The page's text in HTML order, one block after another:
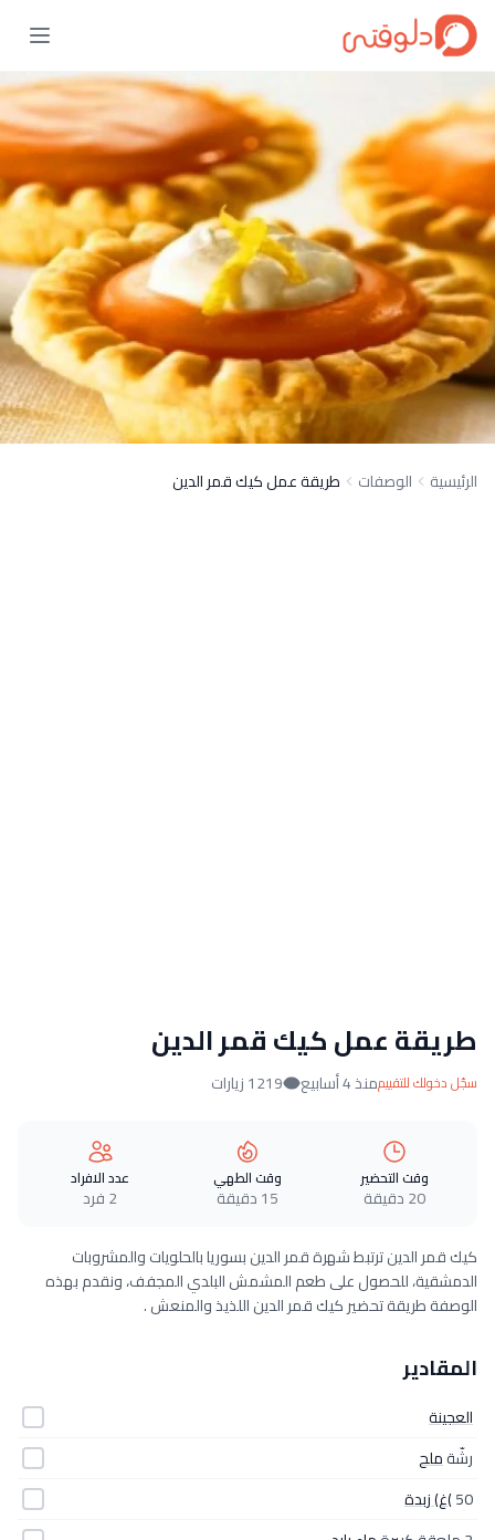
الرئيسية الوصفات طريقة عمل كيك قمر الدين
طريقة عمل كيك قمر الدين
سجّل دخولك للتقييممنذ 4 أسابيع 1219 زيارات
وقت التحضير
20 دقيقة
وقت الطهي
15 دقيقة
عدد الافراد
2 فرد
كيك قمر الدين ترتبط شهرة قمر الدين بسوريا بالحلويات والمشروبات
الدمشقية، للحصول على طعم المشمش البلدي المجفف، ونقدم بهذه
الوصفة طريقة تحضير كيك قمر الدين اللذيذ والمنعش .
المقادير
العجينة
رشّةملح
50)غ) زبدة